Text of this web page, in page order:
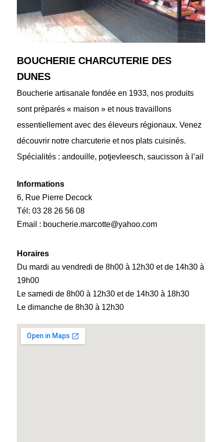
BOUCHERIE CHARCUTERIE DES
DUNES
Boucherie artisanale fondée en 1933, nos produits
sont préparés « maison » et nous travaillons
essentiellement avec des éleveurs régionaux. Venez
découvrir notre charcuterie et nos plats cuisinés.
Spécialités : andouille, potjevleesch, saucisson à l’ail
Informations
6, Rue Pierre Decock
Tél: 03 28 26 56 08
Email : boucherie.marcotte@yahoo.com
Horaires
Du mardi au vendredi de 8h00 à 12h30 et de 14h30 à
19h00
Le samedi de 8h00 à 12h30 et de 14h30 à 18h30
Le dimanche de 8h30 à 12h30